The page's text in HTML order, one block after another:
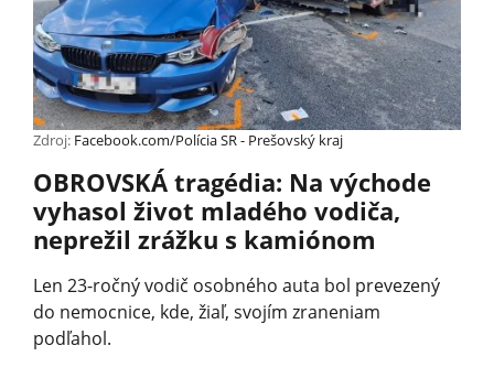
Zdroj: Facebook.com/Polícia SR - Prešovský kraj
OBROVSKÁ tragédia: Na východe
vyhasol život mladého vodiča,
neprežil zrážku s kamiónom
Len 23-ročný vodič osobného auta bol prevezený
do nemocnice, kde, žiaľ, svojím zraneniam
podľahol.